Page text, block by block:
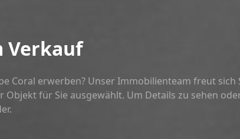
Verkauf
Coral erwerben? Unser Immobilienteam freut sich
Objekt für Sie ausgewählt. Um Details zu sehen